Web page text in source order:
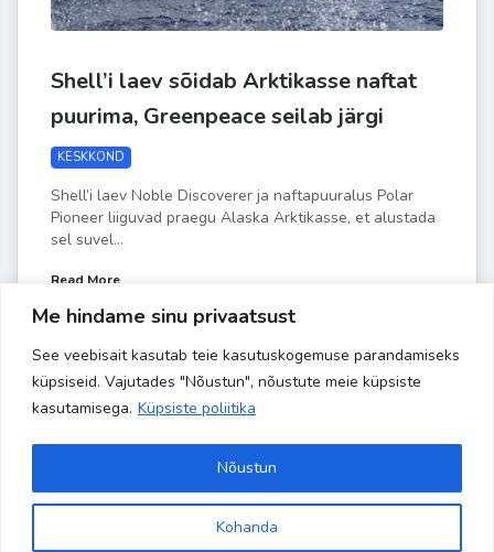
Me hindame sinu privaatsust
See veebisait kasutab teie kasutuskogemuse parandamiseks
küpsiseid. Vajutades "Nõustun", nõustute meie küpsiste
kasutamisega. Küpsiste poliitika
Kohanda
Nõustun
Shell’i laev sõidab Arktikasse naftat
puurima, Greenpeace seilab järgi
KESKKOND
Shell’i laev Noble Discoverer ja naftapuuralus Polar
Pioneer liiguvad praegu Alaska Arktikasse, et alustada
sel suvel...
Read More
APR 6 byLiisa-Indra